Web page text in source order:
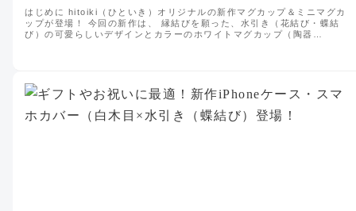
はじめに hitoiki（ひといき）オリジナルの新作マグカップ＆ミニマグカ
ップが登場！ 今回の新作は、 縁結びを願った、水引き（花結び・蝶結
び）の可愛らしいデザインとカラーのホワイトマグカップ（陶器…